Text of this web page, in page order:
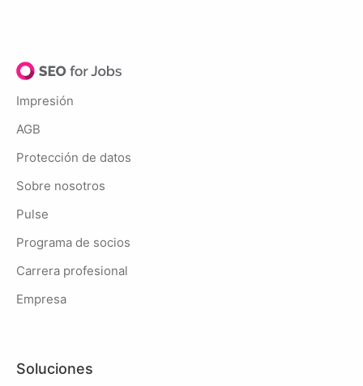
Impresión
AGB
Protección de datos
Sobre nosotros
Pulse
Programa de socios
Carrera profesional
Empresa
Soluciones